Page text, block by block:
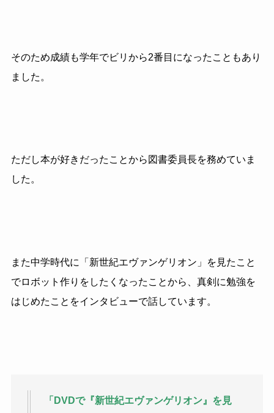
そのため成績も学年でビリから2番目になったこともあり
ました。
ただし本が好きだったことから図書委員長を務めていま
した。
また中学時代に「新世紀エヴァンゲリオン」を見たこと
でロボット作りをしたくなったことから、真剣に勉強を
はじめたことをインタビューで話しています。
「DVDで『新世紀エヴァンゲリオン』を見